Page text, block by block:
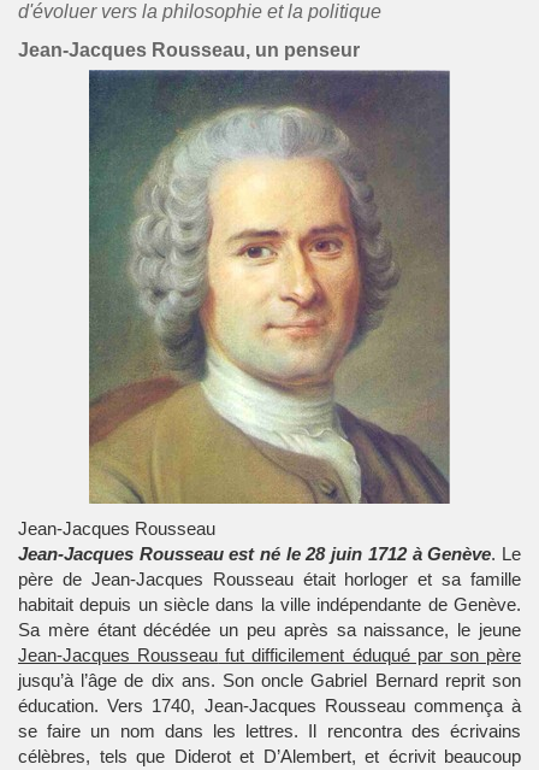
d'évoluer vers la philosophie et la politique
Jean-Jacques Rousseau, un penseur
Jean-Jacques Rousseau
Jean-Jacques Rousseau est né le 28 juin 1712 à Genève. Le
père de Jean-Jacques Rousseau était horloger et sa famille
habitait depuis un siècle dans la ville indépendante de Genève.
Sa mère étant décédée un peu après sa naissance, le jeune
Jean-Jacques Rousseau fut difficilement éduqué par son père
jusqu’à l’âge de dix ans. Son oncle Gabriel Bernard reprit son
éducation. Vers 1740, Jean-Jacques Rousseau commença à
se faire un nom dans les lettres. Il rencontra des écrivains
célèbres, tels que Diderot et D’Alembert, et écrivit beaucoup